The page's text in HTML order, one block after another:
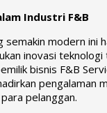
Industri F&B
modern ini
inovasi
bisnis F&B
pengalaman
pelanggan.